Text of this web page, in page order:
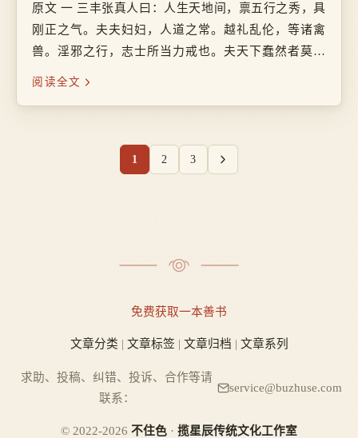
原文 一 三丰张真人曰：人生天地间，禀五行之秀，具
刚正之气。夫夫妇妇，人道之常。越礼乱伦，等诸禽
兽。淫邪之行，志士所当力戒也。夫天下蠢然者莫如
阅读全文
1 2 3
免费获取一本善书
文章分类 | 文章标签 | 文章归档 | 文章系列
求助、投稿、纠错、投诉、合作等请
联系：
service@buzhuse.com
© 2022-2026 不住色 · 揽星辰传统文化工作室